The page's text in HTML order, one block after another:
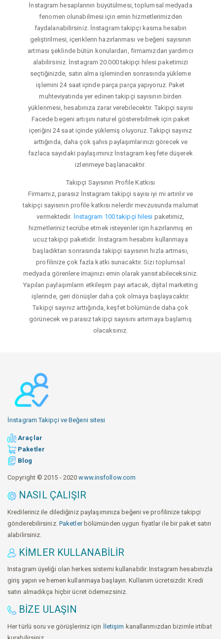
İnstagram hesaplarının büyütülmesi, toplumsal medyada
fenomen olunabilmesi için emin hizmetlerimizden
faydalanabilirsiniz. İnstagram takipçi kasma hesabın
geliştirilmesi, içeriklerin hazırlanması ve beğeni sayısının
artması şeklinde bütün konulardan, firmamızdan yardımcı
alabilirsiniz. İnstagram 20.000 takipçi hilesi paketimizi
seçtiğinizde, satın alma işleminden sonrasında yükleme
işlemini 24 saat içinde parça parça yapıyoruz. Paket
muhteviyatında yer edinen takipçi sayısının birden
yüklenmesi, hesabınıza zarar verebilecektir. Takipçi sayısı
Facede begeni artışını naturel gösterebilmek için paket
içeriğini 24 saat içinde yüklemiş oluyoruz. Takipçi sayınız
arttığında, daha çok şahıs paylaşımlarınızı görecek ve
fazlaca sayıdaki paylaşımınız İnstagram keşfete düşerek
izlenmeye başlanacaktır.
Takipçi Sayısının Profile Katkısı
Firmamız, parasız İnstagram takipçi sayısı iyi mi artırılır ve
takipçi sayısının profile katkısı nelerdir mevzusunda malumat
vermektedir. İnstagram 100 takipçi hilesi paketimiz,
hizmetleriniz tecrübe etmek isteyenler için hazırlanmış en
ucuz takipçi paketidir. İnstagram hesabını kullanmaya
başladıktan sonrasında takipçi sayısının hızla artması,
profilinize çok fazla katkı sunacaktır. Sizi toplumsal
medyada görenlere imajınızı emin olarak yansıtabileceksiniz.
Yapılan paylaşımların etkileşim payı artacak, dijital marketing
işlerinde, geri dönüşler daha çok olmaya başlayacaktır.
Takipçi sayınız arttığında, keşfet bölümünde daha çok
görünecek ve parasız takipçi sayısını artırmaya başlamış
olacaksınız.
İnstagram Takipçi ve Beğeni sitesi
Araçlar
Paketler
Blog
Copyright © 2015 - 2020www.insfollow.com
NASIL ÇALIŞIR
Kredileriniz ile dilediğiniz paylaşımınıza beğeni ve profilinize takipçi
gönderebilirsiniz. Paketlerbölümünden uygun fiyatlar ile bir paket satın
alabilirsiniz.
KIMLER KULLANABILIR
Instagram üyeliği olan herkes sistemi kullanabilir. Instagram hesabınızla
giriş yapın ve hemen kullanmaya başlayın. Kullanım ücretsizdir. Kredi
satın almadıkça hiçbir ücret ödemezsiniz.
BIZE ULAŞIN
Her türlü soru ve görüşleriniz için İletişim kanallarımızdan bizimle irtibat